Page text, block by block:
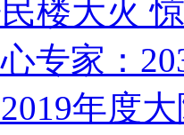
民楼大火
专家：
年度